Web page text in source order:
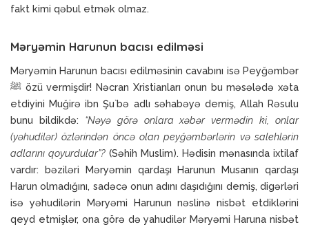
fakt kimi qəbul etmək olmaz.
Məryəmin Harunun bacısı edilməsi
Məryəmin Harunun bacısı edilməsinin cavabını isə Peyğəmbər
ﷺ özü vermişdir! Nəcran Xristianları onun bu məsələdə xəta
etdiyini Muğirə ibn Şu`bə adlı səhabəyə demiş, Allah Rəsulu
bunu bildikdə: “Nəyə görə onlara xəbər vermədin ki, onlar
(yəhudilər) özlərindən öncə olan peyğəmbərlərin və salehlərin
adlarını qoyurdular”? (Səhih Muslim). Hədisin mənasında ixtilaf
vardır: bəziləri Məryəmin qardaşı Harunun Musanın qardaşı
Harun olmadığını, sadəcə onun adını daşıdığını demiş, digərləri
isə yəhudilərin Məryəmi Harunun nəslinə nisbət etdiklərini
qeyd etmişlər, ona görə də yahudilər Məryəmi Haruna nisbət